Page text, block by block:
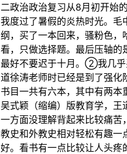
二政治政治复习从8月初开始
我度过了暑假的炎热时光。
纲，买了一本回来，骚粉色
看，只做选择题。最后压轴
最好不要迟于十月。②我几乎
道徐涛老师时已经是到了强
书目一共有六本，其中有两本
吴式颖（缩编）版教育学，王
一方面没理解背起来比较痛
教史和外教史相对轻松有趣
好。看书有一点比较让人头